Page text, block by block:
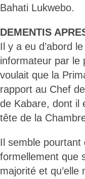
Bahati Lukwebo.
DEMENTIS
Il y a eu d’abord
informateur par le
voulait que la
rapport au Chef
de Kabare, dont il
tête de la
Il semble pourtant
formellement que
majorité et qu’elle